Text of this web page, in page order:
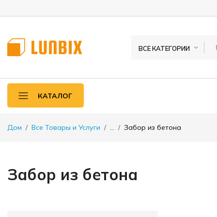
ВСЕ КАТЕГОРИИ
КАТАЛОГ
Дом Все Товары и Услуги ... Забор из бетона
Забор из бетона